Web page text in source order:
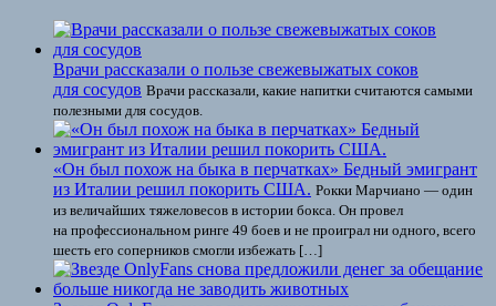
Врачи рассказали о пользе свежевыжатых соков
для сосудов Врачи рассказали, какие напитки считаются самыми
полезными для сосудов.
«Он был похож на быка в перчатках» Бедный эмигрант
из Италии решил покорить США. Рокки Марчиано — один
из величайших тяжеловесов в истории бокса. Он провел
на профессиональном ринге 49 боев и не проиграл ни одного, всего
шесть его соперников смогли избежать […]